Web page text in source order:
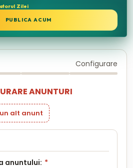
Zilei
PUBLICA ACUM
Configurare
ANUNTURI
alt anunt
anuntului: *